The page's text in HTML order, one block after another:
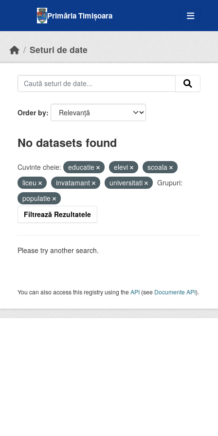
Primăria Timișoara
Seturi de date
Order by
No datasets found
Cuvinte cheie: educatie elevi
scoala
liceu
invatamant universitati
Grupuri:
populatie
Filtrează Rezultatele
Please try another search.
You can also access this registry using theAPI (see Documente API).